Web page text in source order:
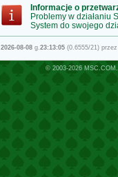
Informacje o
Problemy w działaniu
System do swojego
2026-08-08g.23:13:05(0.6555/21)
© 2003-2026